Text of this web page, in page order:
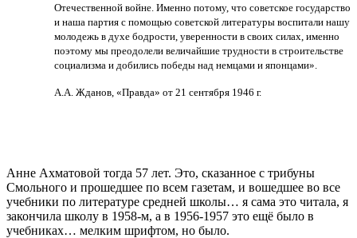
Отечественной войне. Именно потому, что советское государство
и наша партия с помощью советской литературы воспитали нашу
молодежь в духе бодрости, уверенности в своих силах, именно
поэтому мы преодолели величайшие трудности в строительстве
социализма и добились победы над немцами и японцами».
А.А. Жданов, «Правда» от 21 сентября 1946 г.
Анне Ахматовой тогда 57 лет. Это, сказанное с трибуны
Смольного и прошедшее по всем газетам, и вошедшее во все
учебники по литературе средней школы… я сама это читала, я
закончила школу в 1958-м, а в 1956-1957 это ещё было в
учебниках… мелким шрифтом, но было.